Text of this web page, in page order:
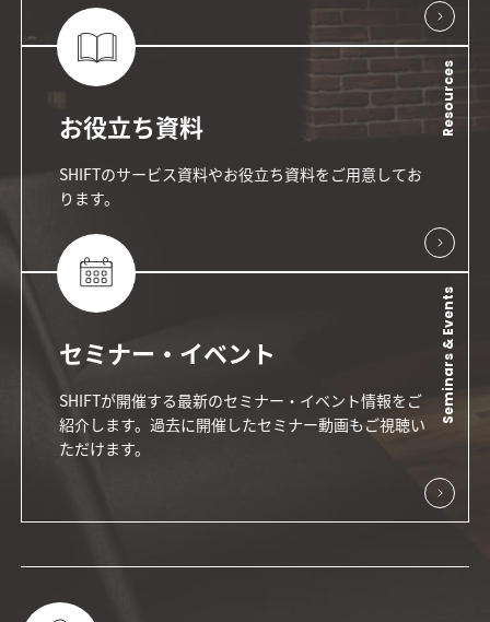
お役立ち資料
SHIFTのサービス資料やお役立ち資料をご用意してお
ります。
Resources
セミナー・イベント
SHIFTが開催する最新のセミナー・イベント情報をご
紹介します。過去に開催したセミナー動画もご視聴い
ただけます。
Seminars & Events